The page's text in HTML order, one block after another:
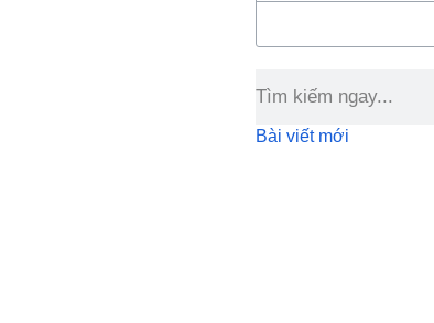
Bài viết mới